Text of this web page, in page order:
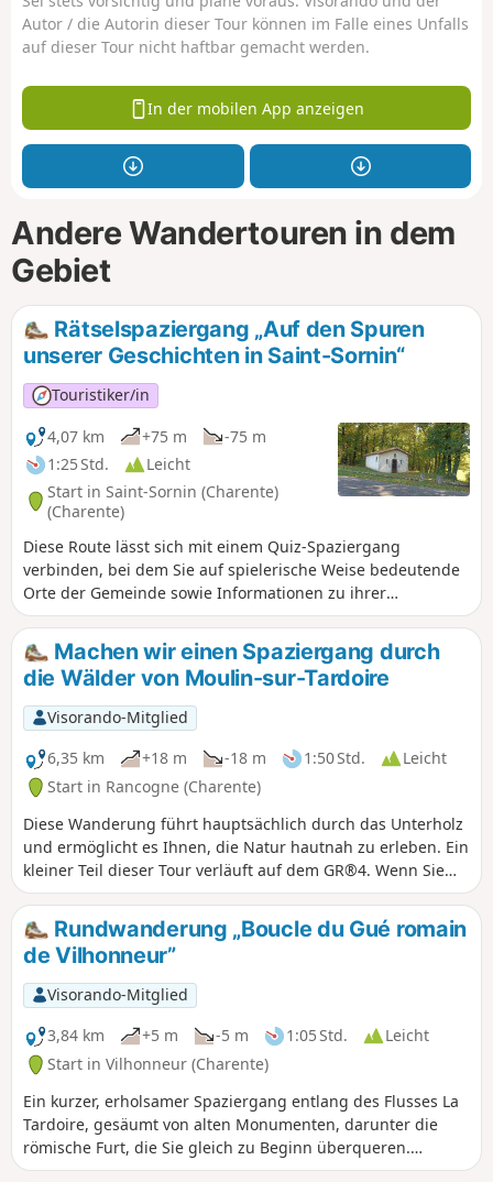
Autor / die Autorin dieser Tour können im Falle eines Unfalls
auf dieser Tour nicht haftbar gemacht werden.
In der mobilen App anzeigen
Andere Wandertouren in dem
Gebiet
Rätselspaziergang „Auf den Spuren
unserer Geschichten in Saint-Sornin“
Touristiker/in
4,07 km
+75 m
-75 m
1:25 Std.
Leicht
Start in Saint-Sornin (Charente)
(Charente)
Diese Route lässt sich mit einem Quiz-Spaziergang
verbinden, bei dem Sie auf spielerische Weise bedeutende
Orte der Gemeinde sowie Informationen zu ihrer
Geschichte und ihrem Kulturerbe entdecken können.
Suchen Sie das Plakat „Au fil de nos histoires“ auf dem
Parkplatz der Sporthalle (Start- und Zielpunkt) und scannen
Sie den QR-Code, um das Spiel zu starten (kostenlos, keine
Anmeldung, keine App zum Herunterladen). Sie können den
Bildschirm Ihres Smartphones in zwei Bereiche aufteilen,
um gleichzeitig die Visorando-Route und das Quiz
anzuzeigen.
Machen wir einen Spaziergang durch
die Wälder von Moulin-sur-Tardoire
Visorando-Mitglied
6,35 km
+18 m -18 m 1:50 Std.
Leicht
Start in Rancogne (Charente)
Diese Wanderung führt hauptsächlich durch das Unterholz
und ermöglicht es Ihnen, die Natur hautnah zu erleben. Ein
kleiner Teil dieser Tour verläuft auf dem GR®4. Wenn Sie
gerne ganz entspannt wandern, ist diese Route genau das
Richtige für Sie.
Rundwanderung „Boucle du Gué romain
de Vilhonneur”
Visorando-Mitglied
3,84 km
+5 m -5 m 1:05 Std.
Leicht
Start in Vilhonneur (Charente)
Ein kurzer, erholsamer Spaziergang entlang des Flusses La
Tardoire, gesäumt von alten Monumenten, darunter die
römische Furt, die Sie gleich zu Beginn überqueren.
Verpassen Sie auch nicht die Überreste der Burg.